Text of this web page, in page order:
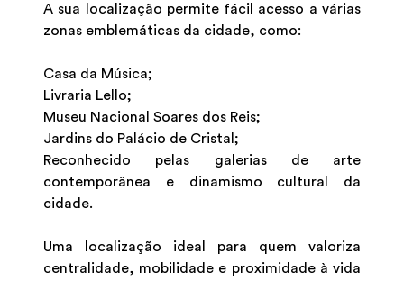
A sua localização permite fácil acesso a várias
zonas emblemáticas da cidade, como:
Casa da Música;
Livraria Lello;
Museu Nacional Soares dos Reis;
Jardins do Palácio de Cristal;
Reconhecido pelas galerias de arte
contemporânea e dinamismo cultural da
cidade.
Uma localização ideal para quem valoriza
centralidade, mobilidade e proximidade à vida